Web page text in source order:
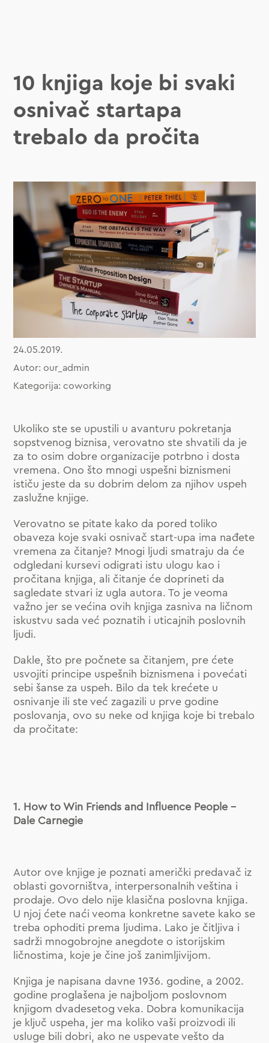
10 knjiga koje bi svaki
osnivač startapa
trebalo da pročita
24.05.2019.
Autor: our_admin
Kategorija: coworking
Ukoliko ste se upustili u avanturu pokretanja
sopstvenog biznisa, verovatno ste shvatili da je
za to osim dobre organizacije potrbno i dosta
vremena. Ono što mnogi uspešni biznismeni
ističu jeste da su dobrim delom za njihov uspeh
zaslužne knjige.
Verovatno se pitate kako da pored toliko
obaveza koje svaki osnivač start-upa ima nađete
vremena za čitanje? Mnogi ljudi smatraju da će
odgledani kursevi odigrati istu ulogu kao i
pročitana knjiga, ali čitanje će doprineti da
sagledate stvari iz ugla autora. To je veoma
važno jer se većina ovih knjiga zasniva na ličnom
iskustvu sada već poznatih i uticajnih poslovnih
ljudi.
Dakle, što pre počnete sa čitanjem, pre ćete
usvojiti principe uspešnih biznismena i povećati
sebi šanse za uspeh. Bilo da tek krećete u
osnivanje ili ste već zagazili u prve godine
poslovanja, ovo su neke od knjiga koje bi trebalo
da pročitate:
1. How to Win Friends and Influence People –
Dale Carnegie
Autor ove knjige je poznati američki predavač iz
oblasti govorništva, interpersonalnih veština i
prodaje. Ovo delo nije klasična poslovna knjiga.
U njoj ćete naći veoma konkretne savete kako se
treba ophoditi prema ljudima. Lako je čitljiva i
sadrži mnogobrojne anegdote o istorijskim
ličnostima, koje je čine još zanimljivijom.
Knjiga je napisana davne 1936. godine, a 2002.
godine proglašena je najboljom poslovnom
knjigom dvadesetog veka. Dobra komunikacija
je ključ uspeha, jer ma koliko vaši proizvodi ili
usluge bili dobri, ako ne uspevate vešto da